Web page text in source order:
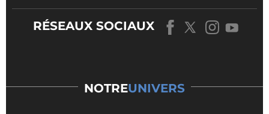
RÉSEAUX SOCIAUX
NOTREUNIVERS